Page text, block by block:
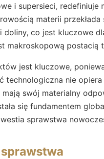
i supersieci,
materii przekłada
co jest kluczowe
makroskopową postacią
jest kluczowe,
technologiczna nie
swój materialny
się fundamentem
sprawstwa